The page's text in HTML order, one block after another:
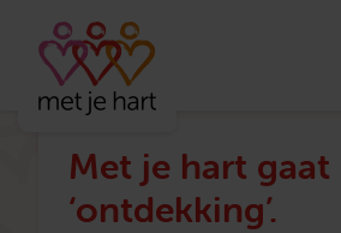
Met je hart gaat
‘ontdekking’.